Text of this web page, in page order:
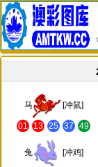
马 [冲鼠]
01 13 25 37 49
兔 [冲鸡]